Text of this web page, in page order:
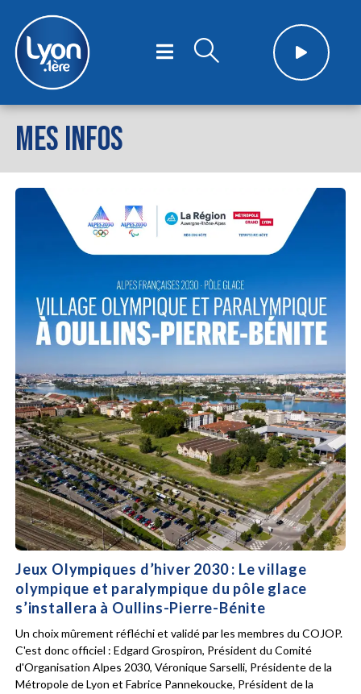
MES INFOS
Jeux Olympiques d’hiver 2030 : Le village
olympique et paralympique du pôle glace
s’installera à Oullins-Pierre-Bénite
Un choix mûrement réfléchi et validé par les membres du COJOP.
C'est donc officiel : Edgard Grospiron, Président du Comité
d'Organisation Alpes 2030, Véronique Sarselli, Présidente de la
Métropole de Lyon et Fabrice Pannekoucke, Président de la